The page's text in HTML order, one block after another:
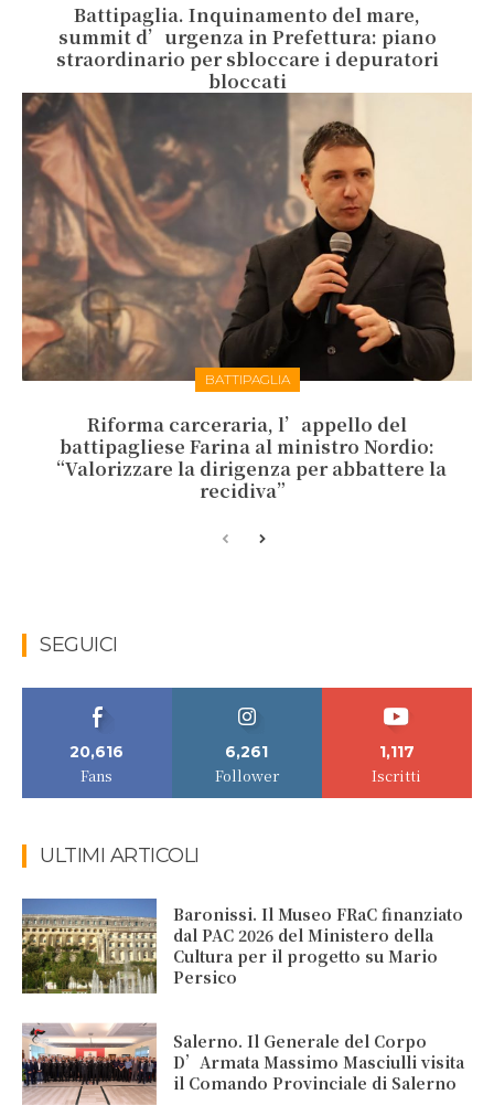
Battipaglia. Inquinamento del mare,
summit d’urgenza in Prefettura: piano
straordinario per sbloccare i depuratori
bloccati
BATTIPAGLIA
Riforma carceraria, l’appello del
battipagliese Farina al ministro Nordio:
“Valorizzare la dirigenza per abbattere la
recidiva”
SEGUICI
20,616
Fans
6,261
Follower
1,117
Iscritti
ULTIMI ARTICOLI
Baronissi. Il Museo FRaC finanziato
dal PAC 2026 del Ministero della
Cultura per il progetto su Mario
Persico
Salerno. Il Generale del Corpo
D’Armata Massimo Masciulli visita
il Comando Provinciale di Salerno